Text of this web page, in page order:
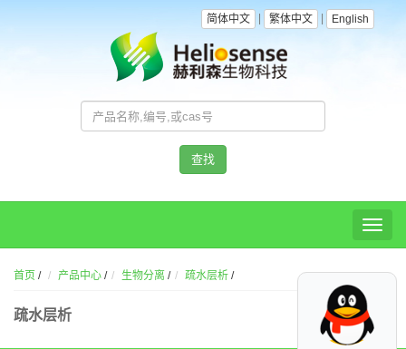
简体中文 繁体中文 English
查找
Toggle
首页 / 产品中心 / 生物分离 / 疏水层析 /
疏水层析